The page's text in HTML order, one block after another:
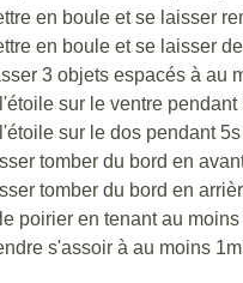
en boule et se laisser
en boule et se laisser
3 objets espacés à au
sur le ventre pendant
sur le dos pendant 5s
tomber du bord en
tomber du bord en
poirier en tenant au moins
s'assoir à au moins